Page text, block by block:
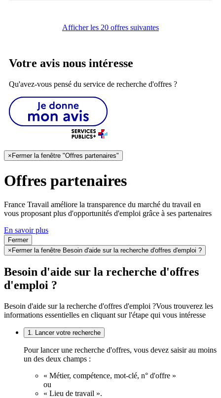
Afficher les 20 offres suivantes
Votre avis nous intéresse
Qu'avez-vous pensé du service de recherche d'offres ?
× Fermer la fenêtre "Offres partenaires"
Offres partenaires
France Travail améliore la transparence du marché du travail en
vous proposant plus d'opportunités d'emploi grâce à ses partenaires
En savoir plus
Fermer
× Fermer la fenêtre Besoin d'aide sur la recherche d'offres d'emploi ?
Besoin d'aide sur la recherche d'offres
d'emploi ?
Besoin d'aide sur la recherche d'offres d'emploi ?Vous trouverez les
informations essentielles en cliquant sur l'étape qui vous intéresse
1. Lancer votre recherche
Pour lancer une recherche d'offres, vous devez saisir au moins
un des deux champs :
« Métier, compétence, mot-clé, n° d'offre »
ou
« Lieu de travail ».